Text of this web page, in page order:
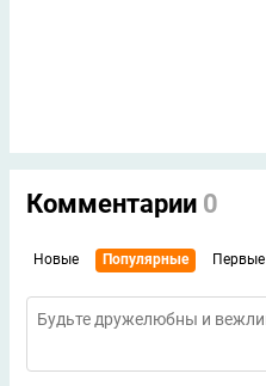
Комментарии 0
Новые Популярные Первые